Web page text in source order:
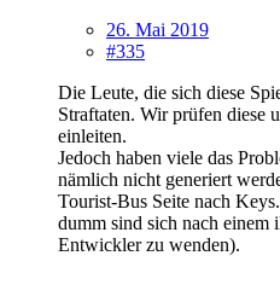
26. Mai 2019
#335
Die Leute, die sich diese
Straftaten. Wir prüfen diese
einleiten.
Jedoch haben viele das
nämlich nicht generiert
Tourist-Bus Seite nach
dumm sind sich nach einem
Entwickler zu wenden).